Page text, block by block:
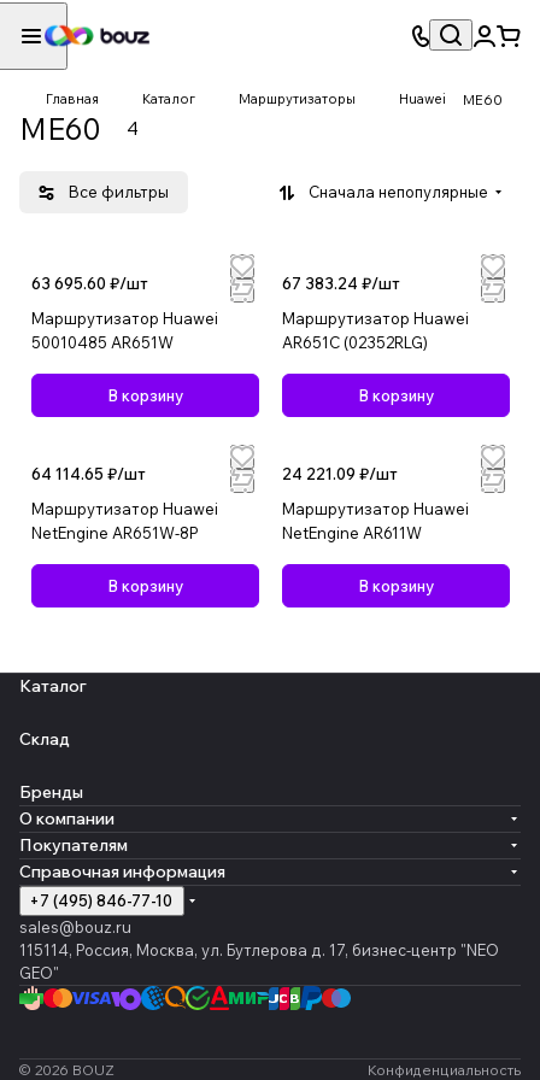
Главная Каталог Маршрутизаторы Huawei ME60
ME60 4
Все фильтры Сначала непопулярные
63 695.60 ₽/шт
Маршрутизатор Huawei
50010485 AR651W
В корзину
67 383.24 ₽/шт
Маршрутизатор Huawei
AR651C (02352RLG)
В корзину
64 114.65 ₽/шт
Маршрутизатор Huawei
NetEngine AR651W-8P
В корзину
24 221.09 ₽/шт
Маршрутизатор Huawei
NetEngine AR611W
В корзину
Каталог
Склад
Бренды
О компании
Покупателям
Справочная информация
+7 (495) 846-77-10
sales@bouz.ru
115114, Россия, Москва, ул. Бутлерова д. 17, бизнес-центр "NEO
GEO"
© 2026 BOUZ Конфиденциальность